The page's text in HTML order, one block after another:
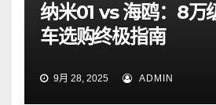
纳米01 vs 海鸥：8万
车选购终极指南
9月 28, 2025 ADMIN